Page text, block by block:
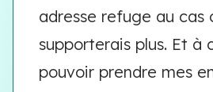
adresse refuge au cas
supporterais plus. Et à
pouvoir prendre mes